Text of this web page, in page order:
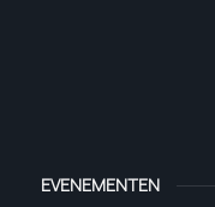
EVENEMENTEN